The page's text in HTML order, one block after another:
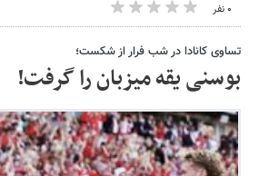
۰ نفر
تساوی کانادا در شب فرار از شکست؛
بوسنی یقه میزبان را گرفت!